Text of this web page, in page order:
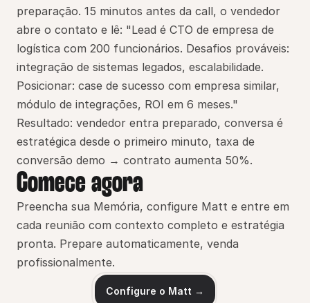
preparação. 15 minutos antes da call, o vendedor
abre o contato e lê: "Lead é CTO de empresa de
logística com 200 funcionários. Desafios prováveis:
integração de sistemas legados, escalabilidade.
Posicionar: case de sucesso com empresa similar,
módulo de integrações, ROI em 6 meses."
Resultado: vendedor entra preparado, conversa é
estratégica desde o primeiro minuto, taxa de
conversão demo → contrato aumenta 50%.
Comece agora
Preencha sua Memória, configure Matt e entre em
cada reunião com contexto completo e estratégia
pronta. Prepare automaticamente, venda
profissionalmente.
Configure o Matt →